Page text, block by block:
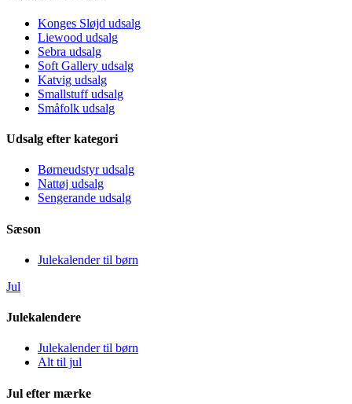
Konges Sløjd udsalg
Liewood udsalg
Sebra udsalg
Soft Gallery udsalg
Katvig udsalg
Smallstuff udsalg
Småfolk udsalg
Udsalg efter kategori
Børneudstyr udsalg
Nattøj udsalg
Sengerande udsalg
Sæson
Julekalender til børn
Jul
Julekalendere
Julekalender til børn
Alt til jul
Jul efter mærke